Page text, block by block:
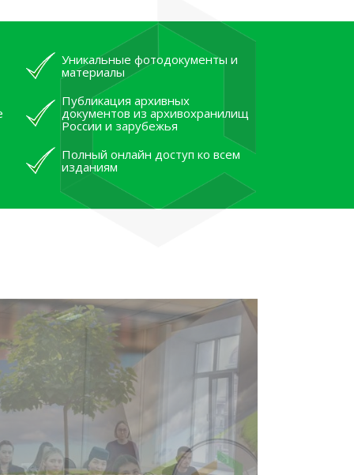
Уникальные фотодокументы и
материалы
Публикация архивных
документов из архивохранилищ
России и зарубежья
Полный онлайн доступ ко всем
изданиям
рассказали об архивных